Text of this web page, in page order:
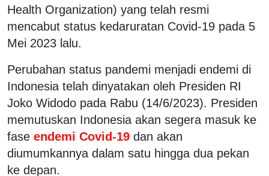
Health Organization) yang telah resmi
mencabut status kedaruratan Covid-19 pada 5
Mei 2023 lalu.
Perubahan status pandemi menjadi endemi di
Indonesia telah dinyatakan oleh Presiden RI
Joko Widodo pada Rabu (14/6/2023). Presiden
memutuskan Indonesia akan segera masuk ke
fase endemi Covid-19 dan akan
diumumkannya dalam satu hingga dua pekan
ke depan.